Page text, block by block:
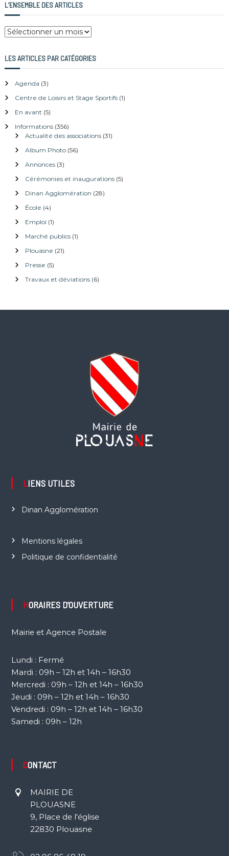
L’ENSEMBLE DES ARTICLES
L
n
e
m
l
e
LES ARTICLES PAR CATÉGORIES
Agenda (3)
Centre de Loisirs et Stage Sportifs(1)
En avant (5)
Informations(356)
Actualité des associations(31)
Album Photo(56)
Annonces(3)
Cérémonies et inaugurations(5)
Dinan Agglomération (28)
École (4)
Emploi (1)
Marché publics(1)
Plouasne (21)
Presse (5)
Travaux et déviations(6)
LIENS UTILES
Dinan Agglomération
Mentions légales
Politique de confidentialité
HORAIRES D’OUVERTURE
Mairie et Agence Postale
Lundi : Fermé
Mardi : 09h – 12h et 14h – 16h30
Mercredi : 09h – 12h et 14h – 16h30
Jeudi : 09h – 12h et 14h – 16h30
Vendredi : 09h – 12h et 14h – 16h30
Samedi : 09h – 12h
CONTACT
MAIRIE DE
PLOUASNE
9, Place de l'église
22830 Plouasne